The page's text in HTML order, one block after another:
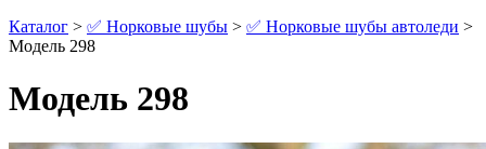
Каталог > ✅ Норковые шубы > ✅ Норковые шубы автоледи >
Модель 298
Модель 298